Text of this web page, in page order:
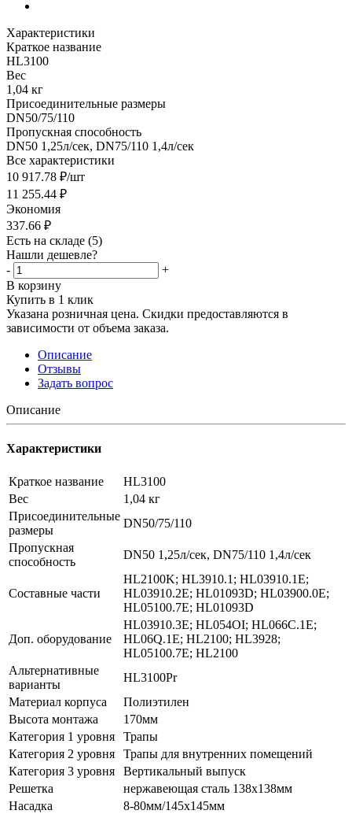
Характеристики
Краткое название
HL3100
Вес
1,04 кг
Присоединительные размеры
DN50/75/110
Пропускная способность
DN50 1,25л/сек, DN75/110 1,4л/сек
Все характеристики
10 917.78 ₽/шт
11 255.44 ₽
Экономия
337.66 ₽
Есть на складе (5)
Нашли дешевле?
-
+
В корзину
Купить в 1 клик
Указана розничная цена. Скидки предоставляются в
зависимости от объема заказа.
Описание
Отзывы
Задать вопрос
Описание
Характеристики
Краткое название
HL3100
Вес
1,04 кг
Присоединительные
размеры
DN50/75/110
Пропускная
способность
DN50 1,25л/сек, DN75/110 1,4л/сек
Составные части
HL2100K; HL3910.1; HL03910.1E;
HL03910.2E; HL01093D; HL03900.0E;
HL05100.7E; HL01093D
Доп. оборудование
HL03910.3E; HL054OI; HL066C.1E;
HL06Q.1E; HL2100; HL3928;
HL05100.7E; HL2100
Альтернативные
варианты
HL3100Pr
Материал корпуса
Полиэтилен
Высота монтажа
170мм
Категория 1 уровня
Трапы
Категория 2 уровня
Трапы для внутренних помещений
Категория 3 уровня
Вертикальный выпуск
Решетка
нержавеющая сталь 138x138мм
Насадка
8-80мм/145x145мм